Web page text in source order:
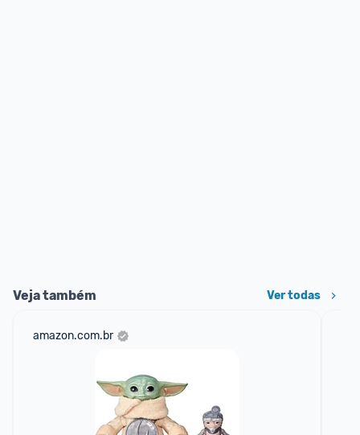
Veja também Ver todas
amazon.com.br